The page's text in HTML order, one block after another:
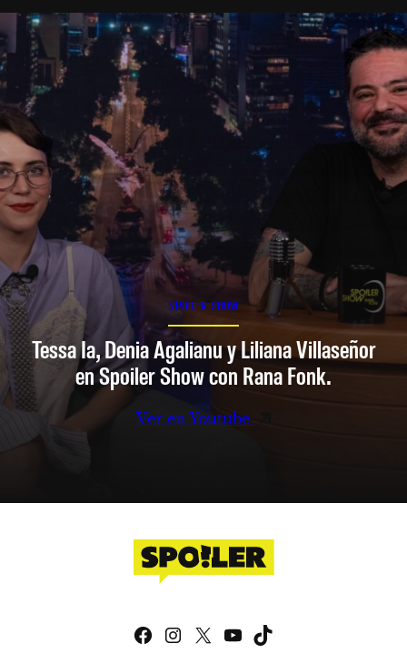
SPOILER SHOW
Tessa Ia, Denia Agalianu y Liliana Villaseñor
en Spoiler Show con Rana Fonk.
Ver en Youtube
Facebook
Instagram
X YouTube